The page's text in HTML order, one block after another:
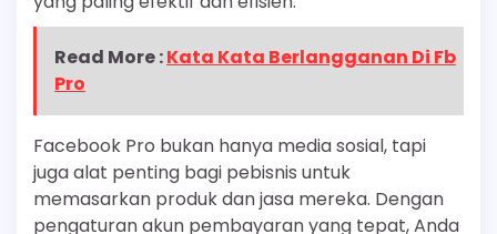
Read More :Kata Kata Berlangganan Di Fb
Pro
Facebook Pro bukan hanya media sosial, tapi
juga alat penting bagi pebisnis untuk
memasarkan produk dan jasa mereka. Dengan
pengaturan akun pembayaran yang tepat, Anda